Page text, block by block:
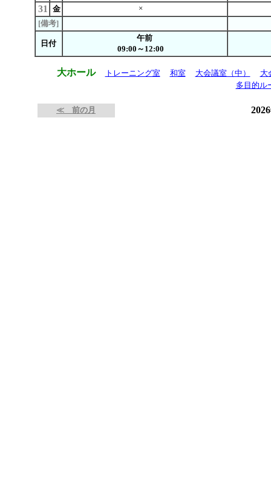
31 金
×
[備考]
日付
午前
09:00～12:00
大ホール トレーニング室 和室 大会議室（中）
大
多目的ル
≪ 前の月